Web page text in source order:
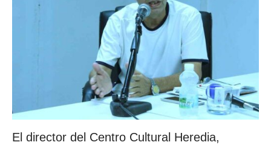
El director del Centro Cultural Heredia,